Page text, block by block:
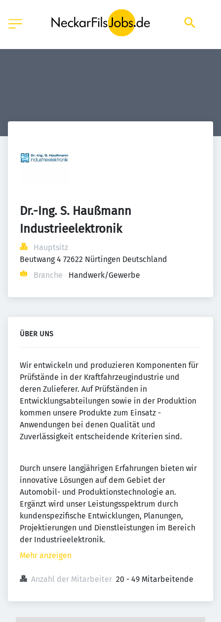
Dr.-Ing. S. Haußmann
Industrieelektronik
Hauptsitz
Beutwang 4 72622 Nürtingen Deutschland
Branche
Handwerk/Gewerbe
ÜBER UNS
Wir entwickeln und produzieren Komponenten für
Prüfstände in der Kraftfahrzeugindustrie und
deren Zulieferer. Auf Prüfständen in
Entwicklungsabteilungen sowie in der Produktion
kommen unsere Produkte zum Einsatz -
Anwendungen bei denen Qualität und
Zuverlässigkeit entscheidende Kriterien sind.
Durch unsere langjährigen Erfahrungen bieten wir
innovative Lösungen auf dem Gebiet der
Automobil- und Produktionstechnologie an.
Ergänzt wird unser Leistungsspektrum durch
kundenspezifische Entwicklungen, Planungen,
Projektierungen und Dienstleistungen im Bereich
der Industrieelektronik.
Mehr anzeigen
Anzahl der Mitarbeiter 20 - 49 Mitarbeitende